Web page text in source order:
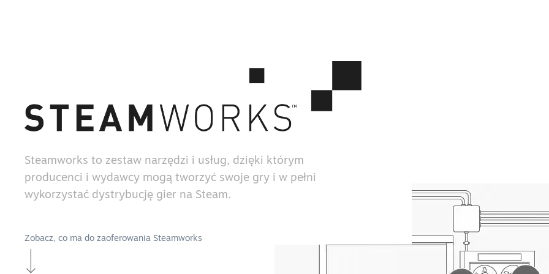
Steamworks to zestaw narzędzi i usług, dzięki którym
producenci i wydawcy mogą tworzyć swoje gry i w pełni
wykorzystać dystrybucję gier na Steam.
Zobacz, co ma do zaoferowania Steamworks